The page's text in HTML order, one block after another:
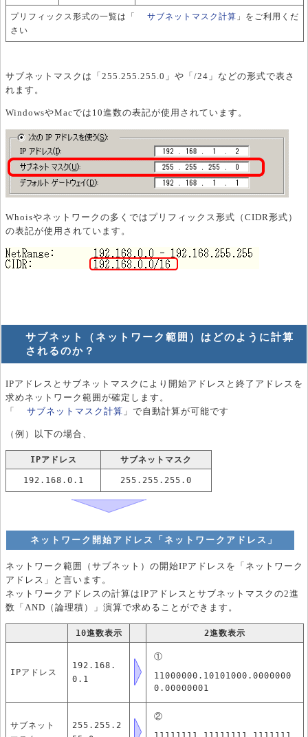
プリフィックス形式の一覧は「 サブネットマスク計算 」をご利用くだ
さい
サブネットマスクは「255.255.255.0」や「/24」などの形式で表さ
れます。
WindowsやMacでは10進数の表記が使用されています。
Whoisやネットワークの多くではプリフィックス形式（CIDR形式）
の表記が使用されています。
サブネット（ネットワーク範囲）はどのように計算
されるのか？
IPアドレスとサブネットマスクにより開始アドレスと終了アドレスを
求めネットワーク範囲が確定します。
「
サブネットマスク計算 」で自動計算が可能です
（例）以下の場合、
IPアドレス サブネットマスク
192.168.0.1 255.255.255.0
ネットワーク開始アドレス「ネットワークアドレス」
ネットワーク範囲（サブネット）の開始IPアドレスを「ネットワーク
アドレス」と言います。
ネットワークアドレスの計算はIPアドレスとサブネットマスクの2進
数「AND（論理積）」演算で求めることができます。
10進数表示 2進数表示
IPアドレス
192.168.
0.1
①
11000000.10101000.0000000
0.00000001
サブネット
255.255.2
②